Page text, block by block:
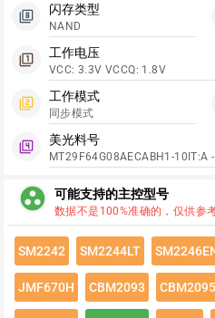
filter_8
闪存类型
NAND
filter_1
工作电压
VCC: 3.3V VCCQ: 1.8V
filter_2
工作模式
同步模式
filter_4
美光料号
MT29F64G08AECABH1-10IT:A -
group_work 可能支持的主控型号
数据不是100%准确的，仅供参
SM2242 SM2244LT
JMF670H CBM2093 CBM2095